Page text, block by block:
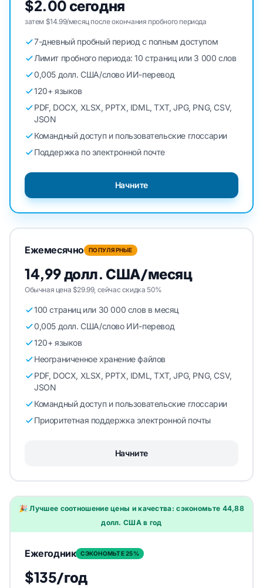
$2.00 сегодня
затем $14.99/месяц после окончания пробного периода
7-дневный пробный период с полным доступом
Лимит пробного периода: 10 страниц или 3 000 слов
0,005 долл. США/слово ИИ-перевод
120+ языков
PDF, DOCX, XLSX, PPTX, IDML, TXT, JPG, PNG, CSV,
JSON
Командный доступ и пользовательские глоссарии
Поддержка по электронной почте
Начните
Ежемесячно ПОПУЛЯРНЫЕ
14,99 долл. США/месяц
Обычная цена $29.99, сейчас скидка 50%
100 страниц или 30 000 слов в месяц
0,005 долл. США/слово ИИ-перевод
120+ языков
Неограниченное хранение файлов
PDF, DOCX, XLSX, PPTX, IDML, TXT, JPG, PNG, CSV,
JSON
Командный доступ и пользовательские глоссарии
Приоритетная поддержка электронной почты
Начните
🎉 Лучшее соотношение цены и качества: сэкономьте 44,88
долл. США в год
Ежегодник СЭКОНОМЬТЕ 25%
$135/год